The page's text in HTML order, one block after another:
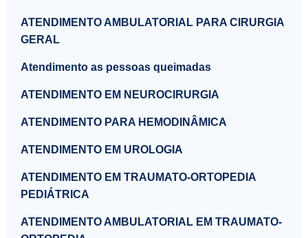
ATENDIMENTO AMBULATORIAL PARA CIRURGIA
GERAL
Atendimento as pessoas queimadas
ATENDIMENTO EM NEUROCIRURGIA
ATENDIMENTO PARA HEMODINÂMICA
ATENDIMENTO EM UROLOGIA
ATENDIMENTO EM TRAUMATO-ORTOPEDIA
PEDIÁTRICA
ATENDIMENTO AMBULATORIAL EM TRAUMATO-